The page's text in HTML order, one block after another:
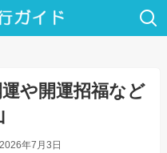
や開運招福など
2026年7月3日